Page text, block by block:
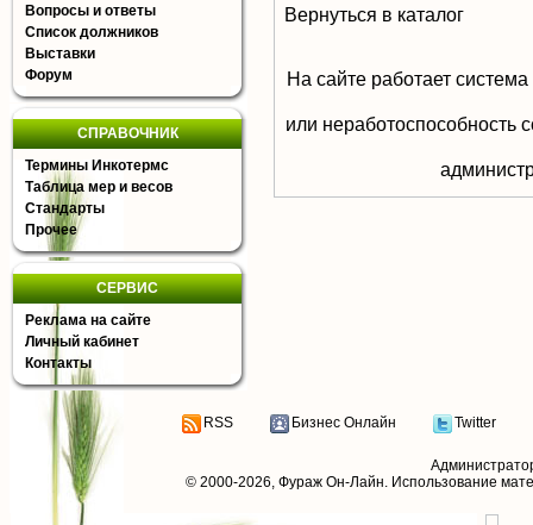
Вопросы и ответы
Список должников
Выставки
Форум
СПРАВОЧНИК
Термины Инкотермс
Таблица мер и весов
Стандарты
Прочее
СЕРВИС
Реклама на сайте
Личный кабинет
Контакты
Вернуться в каталог
На сайте работает
или неработоспособность
RSS Бизнес Онлайн Twitter
© 2000-2026, Фураж Он-Лайн. Использование